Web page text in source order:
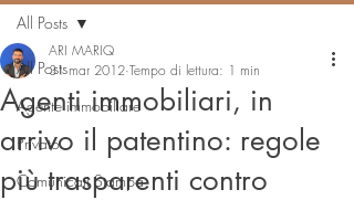
All Posts
Agente immobiliare
Privato
Comunicati Stampa
All Posts
Agenti immobiliari, in
arrivo il patentino: regole
più trasparenti contro
ARI MARIQ
31 mar 2012 Tempo di lettura: 1 min